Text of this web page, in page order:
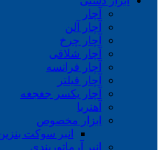
آچار
آچار آلن
آچار چرخ
آچار شلاقی
آچار فرانسه
آچار فیلتر
آچار یکسر جغجغه
آهنربا
ابزار مخصوص
انبر سوکت
انبر آرماتوربندی